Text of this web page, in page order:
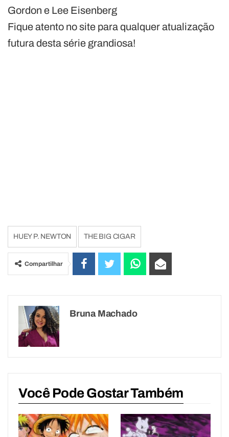
Gordon e Lee Eisenberg
Fique atento no site para qualquer atualização
futura desta série grandiosa!
HUEY P. NEWTON THE BIG CIGAR
Compartilhar
Bruna Machado
Você Pode Gostar Também